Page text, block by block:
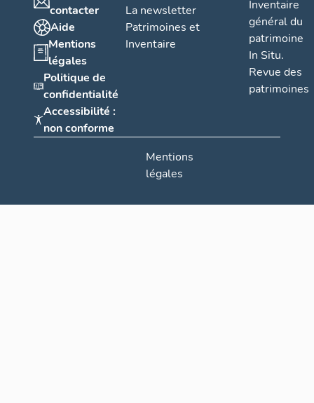
contacter
Aide
Mentions
légales
Politique de
confidentialité
Accessibilité :
non conforme
La newsletter
Patrimoines et
Inventaire
Inventaire
général du
patrimoine
In Situ.
Revue des
patrimoines
Mentions
légales